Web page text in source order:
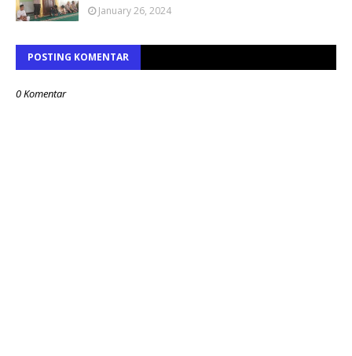
January 26, 2024
POSTING KOMENTAR
0 Komentar